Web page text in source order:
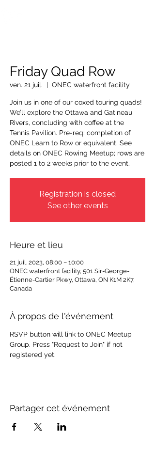
Friday Quad Row
ven. 21 juil.
  |
ONEC waterfront facility
Join us in one of our coxed touring quads!
We’ll explore the Ottawa and Gatineau
Rivers, concluding with coffee at the
Tennis Pavilion. Pre-req: completion of
ONEC Learn to Row or equivalent. See
details on ONEC Rowing Meetup; rows are
posted 1 to 2 weeks prior to the event.
Registration is closed
See other events
Heure et lieu
21 juil. 2023, 08:00 – 10:00
ONEC waterfront facility, 501 Sir-George-
Étienne-Cartier Pkwy, Ottawa, ON K1M 2K7,
Canada
À propos de l'événement
RSVP button will link to ONEC Meetup
Group. Press "Request to Join" if not
registered yet.
Partager cet événement